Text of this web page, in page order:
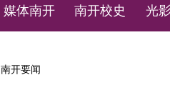
媒体南开 南开校史 光
南开要闻